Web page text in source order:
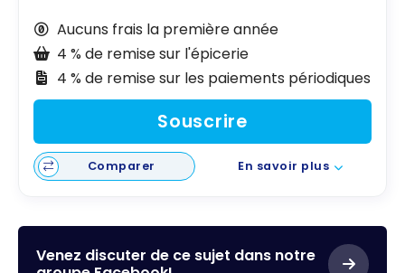
Aucuns frais la première année
4 % de remise sur l'épicerie
4 % de remise sur les paiements périodiques
Souscrire
Comparer En savoir plus
Venez discuter de ce sujet dans notre